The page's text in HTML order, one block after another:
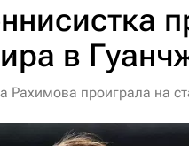
в
Рахимова проиграла на